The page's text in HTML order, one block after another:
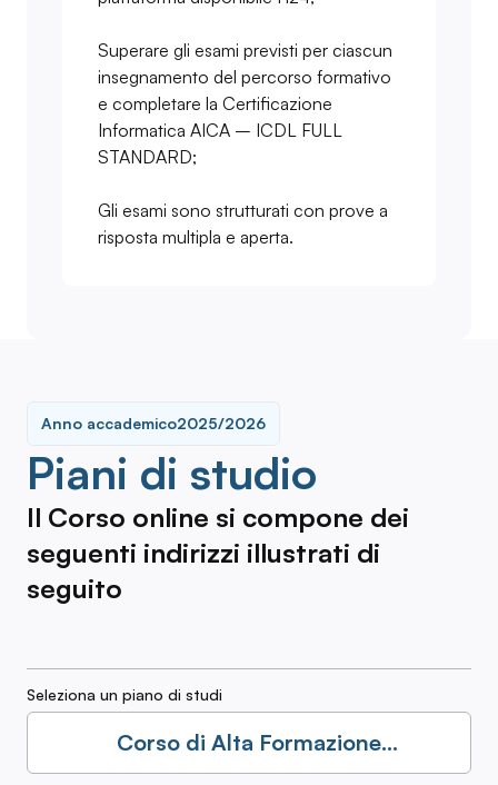
Superare gli esami previsti per ciascun
insegnamento del percorso formativo
e completare la Certificazione
Informatica AICA – ICDL FULL
STANDARD;
Gli esami sono strutturati con prove a
risposta multipla e aperta.
Piani di studio
Anno accademico2025/2026
Il Corso online si compone dei
seguenti indirizzi illustrati di
seguito
Seleziona un piano di studi
Corso di Alta Formazione
Professionale: Indirizzo Filologia